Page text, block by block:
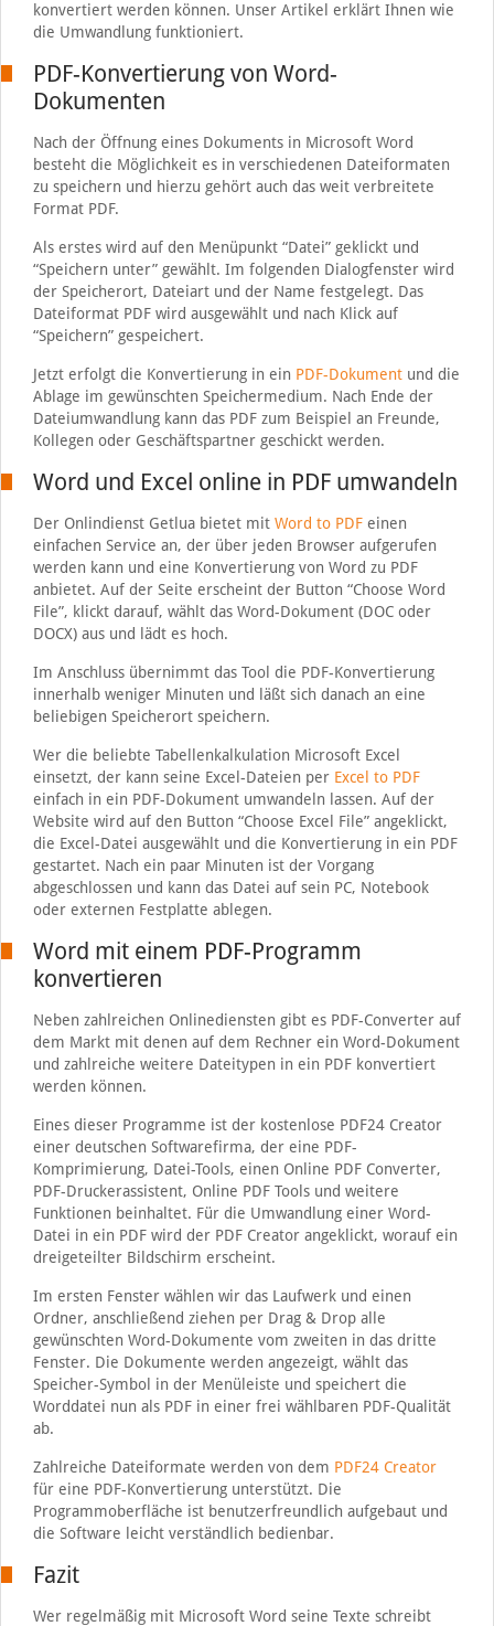
konvertiert werden können. Unser Artikel erklärt Ihnen wie
die Umwandlung funktioniert.
PDF-Konvertierung von Word-
Dokumenten
Nach der Öffnung eines Dokuments in Microsoft Word
besteht die Möglichkeit es in verschiedenen Dateiformaten
zu speichern und hierzu gehört auch das weit verbreitete
Format PDF.
Als erstes wird auf den Menüpunkt “Datei” geklickt und
“Speichern unter” gewählt. Im folgenden Dialogfenster wird
der Speicherort, Dateiart und der Name festgelegt. Das
Dateiformat PDF wird ausgewählt und nach Klick auf
“Speichern” gespeichert.
Jetzt erfolgt die Konvertierung in ein PDF-Dokumentund die
Ablage im gewünschten Speichermedium. Nach Ende der
Dateiumwandlung kann das PDF zum Beispiel an Freunde,
Kollegen oder Geschäftspartner geschickt werden.
Word und Excel online in PDF umwandeln
Der Onlindienst Getlua bietet mit Word to PDFeinen
einfachen Service an, der über jeden Browser aufgerufen
werden kann und eine Konvertierung von Word zu PDF
anbietet. Auf der Seite erscheint der Button “Choose Word
File”, klickt darauf, wählt das Word-Dokument (DOC oder
DOCX) aus und lädt es hoch.
Im Anschluss übernimmt das Tool die PDF-Konvertierung
innerhalb weniger Minuten und läßt sich danach an eine
beliebigen Speicherort speichern.
Wer die beliebte Tabellenkalkulation Microsoft Excel
einsetzt, der kann seine Excel-Dateien per Excel to PDF
einfach in ein PDF-Dokument umwandeln lassen. Auf der
Website wird auf den Button “Choose Excel File” angeklickt,
die Excel-Datei ausgewählt und die Konvertierung in ein PDF
gestartet. Nach ein paar Minuten ist der Vorgang
abgeschlossen und kann das Datei auf sein PC, Notebook
oder externen Festplatte ablegen.
Word mit einem PDF-Programm
konvertieren
Neben zahlreichen Onlinediensten gibt es PDF-Converter auf
dem Markt mit denen auf dem Rechner ein Word-Dokument
und zahlreiche weitere Dateitypen in ein PDF konvertiert
werden können.
Eines dieser Programme ist der kostenlose PDF24 Creator
einer deutschen Softwarefirma, der eine PDF-
Komprimierung, Datei-Tools, einen Online PDF Converter,
PDF-Druckerassistent, Online PDF Tools und weitere
Funktionen beinhaltet. Für die Umwandlung einer Word-
Datei in ein PDF wird der PDF Creator angeklickt, worauf ein
dreigeteilter Bildschirm erscheint.
Im ersten Fenster wählen wir das Laufwerk und einen
Ordner, anschließend ziehen per Drag & Drop alle
gewünschten Word-Dokumente vom zweiten in das dritte
Fenster. Die Dokumente werden angezeigt, wählt das
Speicher-Symbol in der Menüleiste und speichert die
Worddatei nun als PDF in einer frei wählbaren PDF-Qualität
ab.
Zahlreiche Dateiformate werden von dem PDF24 Creator
für eine PDF-Konvertierung unterstützt. Die
Programmoberfläche ist benutzerfreundlich aufgebaut und
die Software leicht verständlich bedienbar.
Fazit
Wer regelmäßig mit Microsoft Word seine Texte schreibt